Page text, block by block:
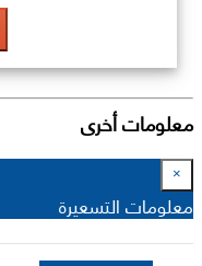
معلومات أخرى
×
معلومات التسعيرة